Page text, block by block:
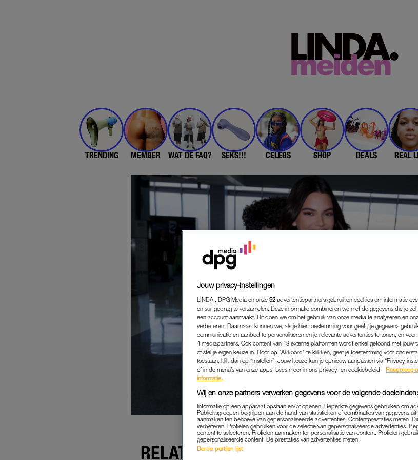
TRENDING MEMBER WAT DE FAQ? SEKS!!! CELEBS SHOP DEALS REAL
RELATIE BEVESTIGD? KENDALL
TRENDING|KEEPING UP
Jouw privacy-instellingen
LINDA., DPG Media en onze 92 advertentiepartners gebruiken cookies om informatie
en surfgedrag te verzamelen. Deze informatie combineren we met de gegevens die je
een account aanmaakt. Dit doen we om het gebruik van onze media te analyseren en
verbeteren. Daarnaast kunnen we, als je hier toestemming voor geeft, je gegevens
communicatie en aanbod te personaliseren en je relevante advertenties te tonen, en
4 mediapartners. Ook content van 13 externe platformen wordt enkel getoond met jouw
of stel je eigen keuze in. Door op "Akkoord" te klikken, geef je toestemming voor
toestaan, klik dan op “Instellen”. Jouw keuze kun je opnieuw aanpassen via “Privacy-
of in de menu’s van onze apps. Lees meer in ons privacy- en cookiebeleid.
Raadpleeg
informatie.
Wij en onze partners verwerken gegevens voor de volgende doeleinden:
Informatie op een apparaat opslaan en/of openen. Beperkte gegevens gebruiken om
Publieksgroepen begrijpen aan de hand van statistieken of combinaties van gegevens
aanmaken ten behoeve van gepersonaliseerde advertenties. Contentprestaties meten.
verbeteren. Profielen gebruiken voor de selectie van gepersonaliseerde advertenties.
content te selecteren. Profielen aanmaken ter personalisatie van content. Profielen
gepersonaliseerde content. De prestaties van advertenties meten.
Derde partijen lijst